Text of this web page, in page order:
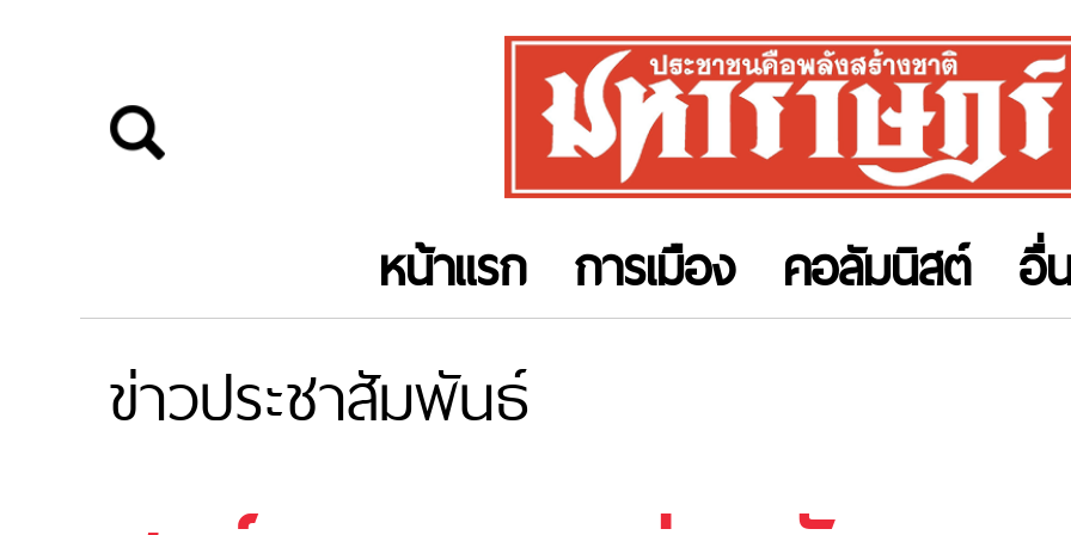
หน้าแรก การเมือง คอลัมนิสต์ อื่
ข่าวประชาสัมพันธ์